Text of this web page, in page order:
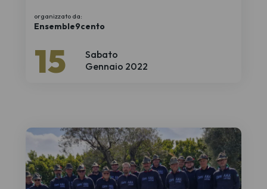
Sabato
15 Gennaio 2022
organizzato da:
Ensemble9cento